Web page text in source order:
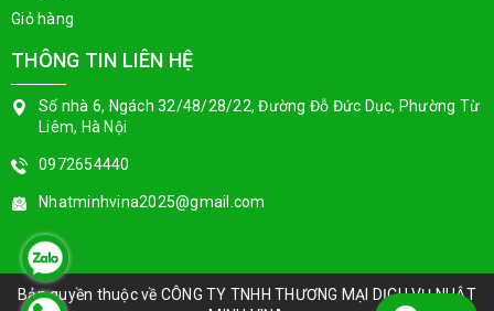
Giỏ hàng
THÔNG TIN LIÊN HỆ
Số nhà 6, Ngách 32/48/28/22, Đường Đỗ Đức Dục, Phường Từ
Liêm, Hà Nội
0972654440
Nhatminhvina2025@gmail.com
Bản quyền thuộc về CÔNG TY TNHH THƯƠNG MẠI DỊCH VỤ NHẬT